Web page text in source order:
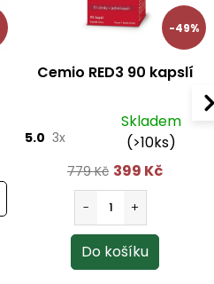
-49%
Cemio RED3 90 kapslí
5.0 3x
Skladem
(>10ks)
779 Kč 399 Kč